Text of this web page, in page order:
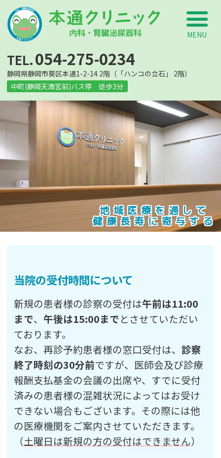
054-275-0234
静岡県静岡市葵区本通1-2-14 2階（「ハンコの立石」 2階）
中町(静岡天満宮前)バス停 徒歩3分
地域医療を通して
健康長寿に寄与する
当院の受付時間について
新規の患者様の診察の受付は午前は11:00
まで、 午後は15:00までとさせていただい
ております。
なお、再診予約患者様の窓口受付は、 診察
終了時刻の30分前ですが、医師会及び診療
報酬支払基金の会議の出席や、すでに受付
済みの患者様の混雑状況によってはお受け
できない場合もございます。その際には他
の医療機関をご案内させていただきます。
（土曜日は新規の方の受付はできません）